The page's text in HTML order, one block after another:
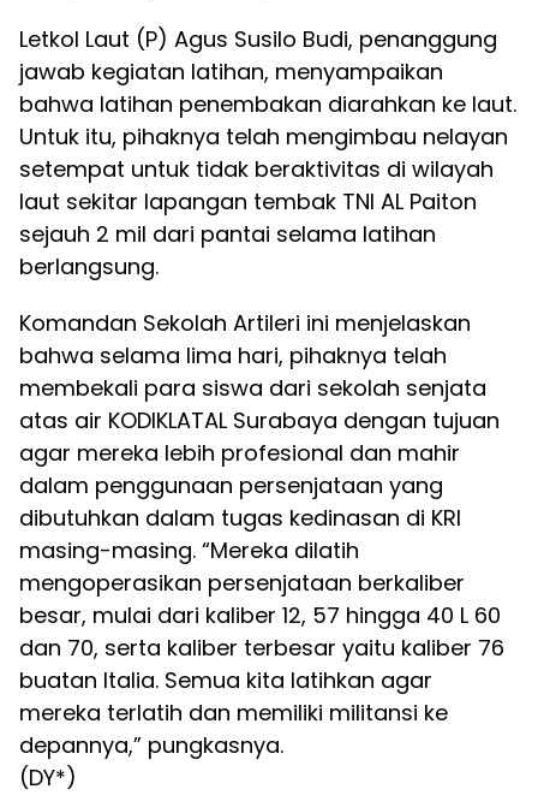
Letkol Laut (P) Agus Susilo Budi, penanggung
jawab kegiatan latihan, menyampaikan
bahwa latihan penembakan diarahkan ke laut.
Untuk itu, pihaknya telah mengimbau nelayan
setempat untuk tidak beraktivitas di wilayah
laut sekitar lapangan tembak TNI AL Paiton
sejauh 2 mil dari pantai selama latihan
berlangsung.
Komandan Sekolah Artileri ini menjelaskan
bahwa selama lima hari, pihaknya telah
membekali para siswa dari sekolah senjata
atas air KODIKLATAL Surabaya dengan tujuan
agar mereka lebih profesional dan mahir
dalam penggunaan persenjataan yang
dibutuhkan dalam tugas kedinasan di KRI
masing-masing. “Mereka dilatih
mengoperasikan persenjataan berkaliber
besar, mulai dari kaliber 12, 57 hingga 40 L 60
dan 70, serta kaliber terbesar yaitu kaliber 76
buatan Italia. Semua kita latihkan agar
mereka terlatih dan memiliki militansi ke
depannya,” pungkasnya.
(DY*)